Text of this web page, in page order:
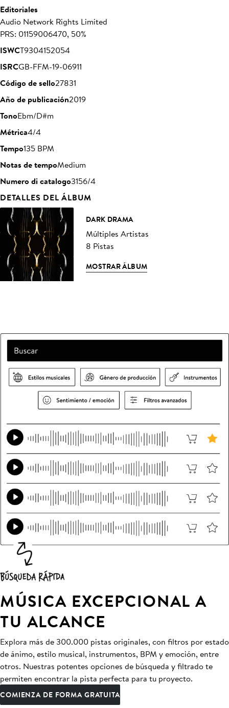
Editoriales
Audio Network Rights Limited
PRS: 01159006470, 50%
ISWCT9304152054
ISRCGB-FFM-19-06911
Código de sello27831
Año de publicación2019
TonoEbm/D#m
Métrica4/4
Tempo135 BPM
Notas de tempoMedium
Numero di catalogo3156/4
DETALLES DEL ÁLBUM
DARK DRAMA
Múltiples Artistas
8 Pistas
MOSTRAR ÁLBUM
MÚSICA EXCEPCIONAL A
TU ALCANCE
Explora más de 300.000 pistas originales, con filtros por estado
de ánimo, estilo musical, instrumentos, BPM y emoción, entre
otros. Nuestras potentes opciones de búsqueda y filtrado te
permiten encontrar la pista perfecta para tu proyecto.
COMIENZA DE FORMA GRATUITA